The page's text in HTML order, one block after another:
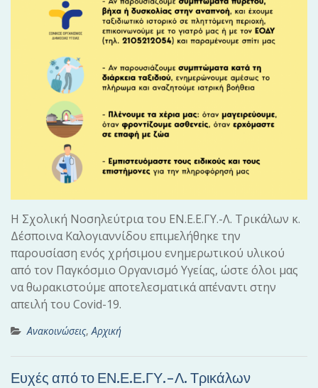
Η Σχολική Νοσηλεύτρια του ΕΝ.Ε.Ε.ΓΥ.-Λ. Τρικάλων κ.
Δέσποινα Καλογιαννίδου επιμελήθηκε την
παρουσίαση ενός χρήσιμου ενημερωτικού υλικού
από τον Παγκόσμιο Οργανισμό Υγείας, ώστε όλοι μας
να θωρακιστούμε αποτελεσματικά απέναντι στην
απειλή του Covid-19.
Ανακοινώσεις,Αρχική
Ευχές από το ΕΝ.Ε.Ε.ΓΥ.-Λ. Τρικάλων